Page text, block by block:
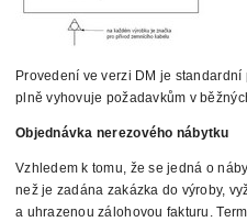
Provedení ve verzi DM je
plně vyhovuje požadavkům v
Objednávka nerezového nábytku
Vzhledem k tomu, že se jedná o
než je zadána zakázka do výroby,
a uhrazenou zálohovou fakturu.